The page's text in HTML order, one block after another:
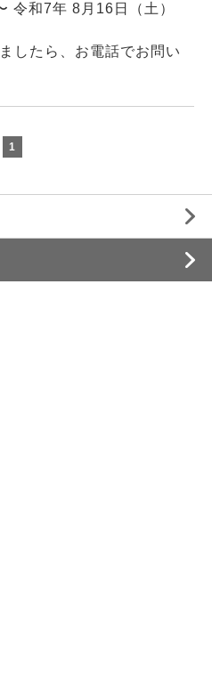
令和7年 8月16日（土）
したら、お電話でお問い
1